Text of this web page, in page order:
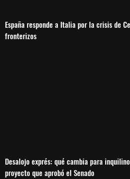
España responde a Italia por la crisis de
fronterizos
Desalojo exprés: qué cambia para
proyecto que aprobó el Senado